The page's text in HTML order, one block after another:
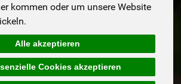
kommen oder um unsere Website
Alle akzeptieren
Cookies akzeptieren